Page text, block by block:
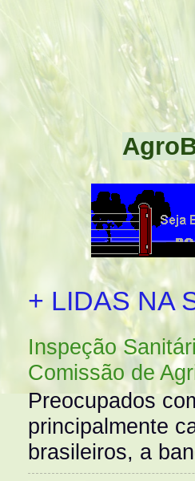
+ LIDAS NA
Inspeção
Comissão de
Preocupados
principalmente
brasileiros, a